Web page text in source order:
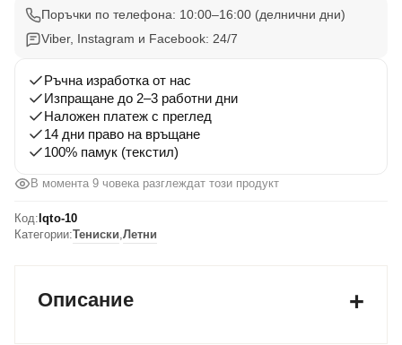
Вълни
10
Поръчки по телефона: 10:00–16:00 (делнични дни)
Viber, Instagram и Facebook: 24/7
Ръчна изработка от нас
Изпращане до 2–3 работни дни
Наложен платеж с преглед
14 дни право на връщане
100% памук (текстил)
В момента 9 човека разглеждат този продукт
Код: lqto-10
Категории:Тениски,Летни
Описание